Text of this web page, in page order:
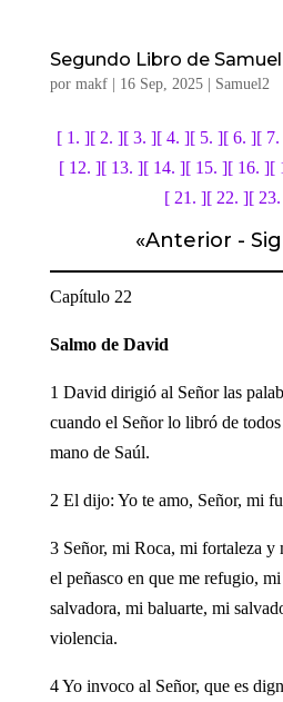
Segundo Libro de Samuel
por makf| 16 Sep, 2025| Samuel2
[ 1. ][ 2. ][ 3. ][ 4. ][ 5. ][ 6. ][
[ 12. ][ 13. ][ 14. ][ 15. ][ 16. ][
[ 21. ][ 22. ][
«Anterior -
Capítulo 22
Salmo de David
1 David dirigió al Señor las
cuando el Señor lo libró de
mano de Saúl.
2 El dijo: Yo te amo, Señor, mi
3 Señor, mi Roca, mi fortaleza
el peñasco en que me refugio,
salvadora, mi baluarte, mi
violencia.
4 Yo invoco al Señor, que es